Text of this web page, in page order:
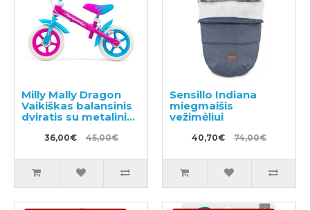
Milly Mally Dragon
Vaikiškas balansinis
dviratis su metaliniu
rėmu ir rankiniu
stabdžiu
36,00€ 45,00€
Sensillo Indiana
miegmaišis
vežimėliui
40,70€ 74,00€